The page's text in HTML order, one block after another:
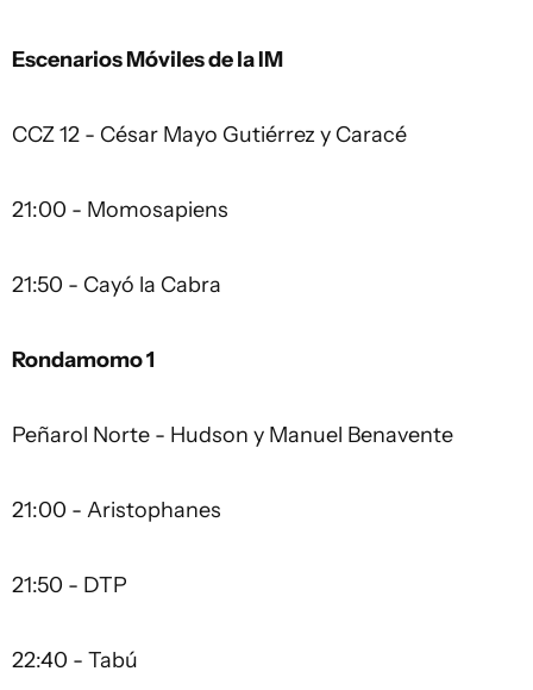
Escenarios Móviles de la IM
CCZ 12 - César Mayo Gutiérrez y Caracé
21:00 - Momosapiens
21:50 - Cayó la Cabra
Rondamomo 1
Peñarol Norte - Hudson y Manuel Benavente
21:00 - Aristophanes
21:50 - DTP
22:40 - Tabú